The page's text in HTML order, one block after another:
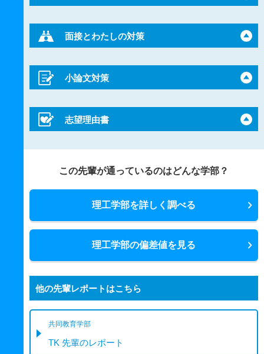
面接とわたしの対策
小論文対策
志望理由書
この先輩が通っているのはどんな学部？
理工学部を詳しく調べる
理工学部の偏差値を見る
他の先輩レポートはこちら
共同教育学部
TK 先輩のレポート